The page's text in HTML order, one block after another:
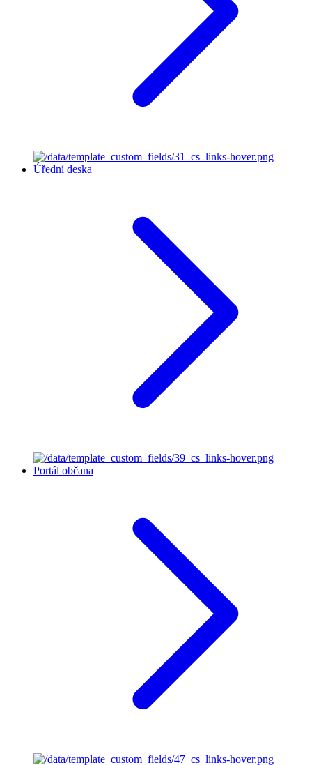
Úřední deska
Portál občana